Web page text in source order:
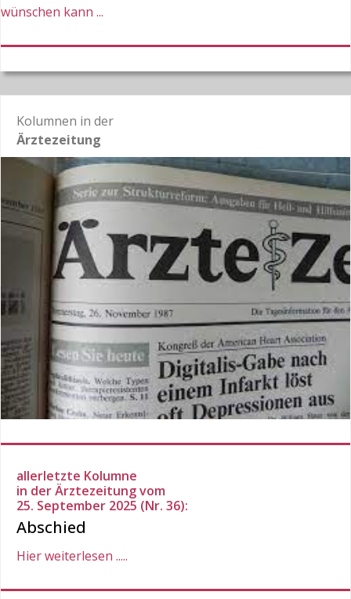
wünschen kann ...
Kolumnen in der
Ärztezeitung
allerletzte Kolumne
in der Ärztezeitung vom
25. September 2025 (Nr. 36):
Abschied
Hier weiterlesen .....